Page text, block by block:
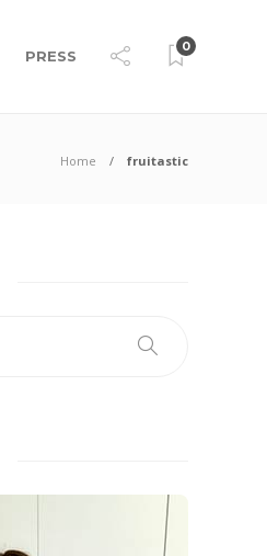
PRESS
0
Home fruitastic